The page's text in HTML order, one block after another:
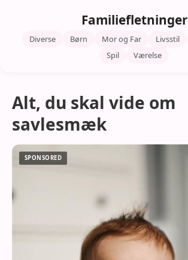
Familiefletninger
Diverse Børn Mor og Far Livsstil
Spil
Værelse
Alt, du skal vide om
savlesmæk